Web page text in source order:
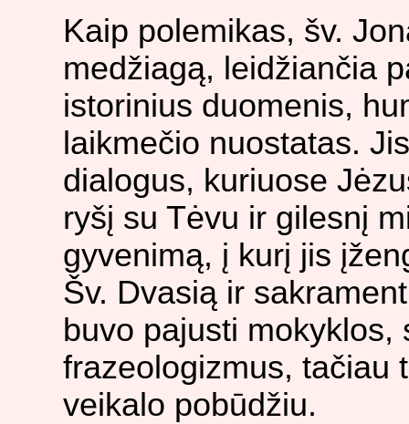
Kaip polemikas, šv.
medžiagą, leidžiančia
istorinius duomenis,
laikmečio nuostatas.
dialogus, kuriuose
ryšį su Tėvu ir gilesnį
gyvenimą, į kurį jis
Šv. Dvasią ir
buvo pajusti mokyklos,
frazeologizmus, tačiau
veikalo pobūdžiu.